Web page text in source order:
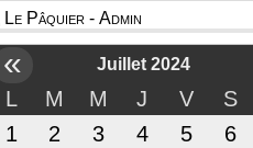
Le Pâquier - Admin
« Juillet 2024
L M M J V
S
1
2 3 4 5
6